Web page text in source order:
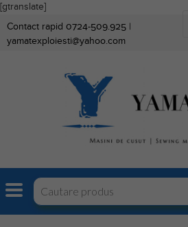
[gtranslate]
Contact rapid 0724-509.925 |
yamatexploiesti@yahoo.com